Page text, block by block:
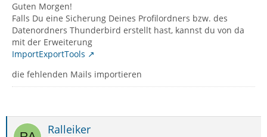
Guten Morgen!
Falls Du eine Sicherung Deines Profilordners bzw. des
Datenordners Thunderbird erstellt hast, kannst du von da
mit der Erweiterung
ImportExportTools
die fehlenden Mails importieren
Ralleiker